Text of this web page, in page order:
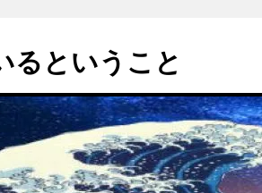
るということ